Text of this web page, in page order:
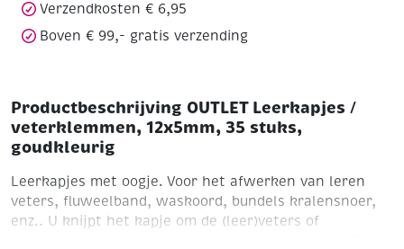
Verzendkosten € 6,95
Boven € 99,- gratis verzending
Productbeschrijving OUTLET Leerkapjes /
veterklemmen, 12x5mm, 35 stuks,
goudkleurig
Leerkapjes met oogje. Voor het afwerken van leren
veters, fluweelband, waskoord, bundels kralensnoer,
enz.. U knijpt het kapje om de (leer)veters of